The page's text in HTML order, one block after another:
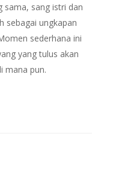
sama, sang istri dan
sebagai ungkapan
sederhana ini
yang tulus akan
mana pun.